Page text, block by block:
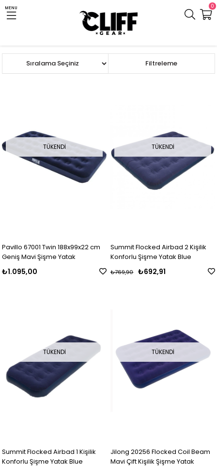
MENU 0
Filtreleme
Sıralama
TÜKENDI
Pavillo 67001 Twin 188x99x22 cm
Geniş Mavi Şişme Yatak
₺1.095,00
TÜKENDI
Summit Flocked Airbad 2 Kişilik
Konforlu Şişme Yatak Blue
₺692,91
₺769,90
TÜKENDI
Summit Flocked Airbad 1 Kişilik
Konforlu Şişme Yatak Blue
TÜKENDI
Jilong 20256 Flocked Coil Beam
Mavi Çift Kişilik Şişme Yatak